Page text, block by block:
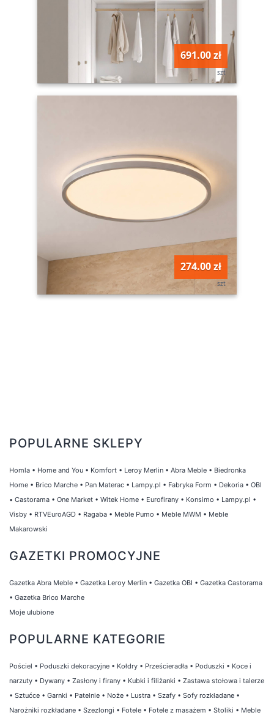
691.00 zł
szt
274.00 zł
szt
POPULARNE SKLEPY
Homla • Home and You • Komfort • Leroy Merlin • Abra Meble • Biedronka
Home • Brico Marche • Pan Materac • Lampy.pl • Fabryka Form • Dekoria • OBI
• Castorama • One Market • Witek Home • Eurofirany • Konsimo • Lampy.pl •
Visby • RTVEuroAGD • Ragaba • Meble Pumo • Meble MWM • Meble
Makarowski
GAZETKI PROMOCYJNE
Gazetka Abra Meble • Gazetka Leroy Merlin • Gazetka OBI • Gazetka Castorama
• Gazetka Brico Marche
Moje ulubione
POPULARNE KATEGORIE
Pościel • Poduszki dekoracyjne • Kołdry • Prześcieradła • Poduszki • Koce i
narzuty • Dywany • Zasłony i firany • Kubki i filiżanki • Zastawa stołowa i talerze
• Sztućce • Garnki • Patelnie • Noże • Lustra • Szafy • Sofy rozkładane •
Narożniki rozkładane • Szezlongi • Fotele • Fotele z masażem • Stoliki • Meble